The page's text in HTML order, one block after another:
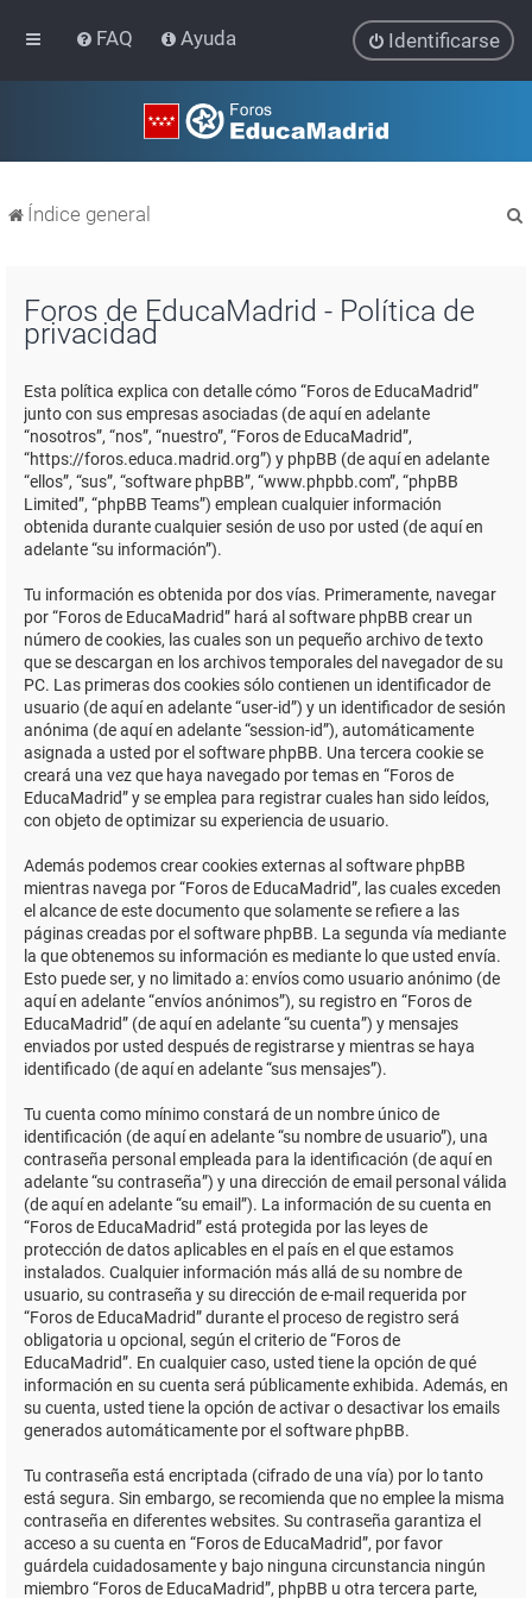
FAQ Ayuda Identificarse
Índice general
Foros de EducaMadrid - Política de
privacidad
Esta política explica con detalle cómo “Foros de EducaMadrid”
junto con sus empresas asociadas (de aquí en adelante
“nosotros”, “nos”, “nuestro”, “Foros de EducaMadrid”,
“https://foros.educa.madrid.org”) y phpBB (de aquí en adelante
“ellos”, “sus”, “software phpBB”, “www.phpbb.com”, “phpBB
Limited”, “phpBB Teams”) emplean cualquier información
obtenida durante cualquier sesión de uso por usted (de aquí en
adelante “su información”).
Tu información es obtenida por dos vías. Primeramente, navegar
por “Foros de EducaMadrid” hará al software phpBB crear un
número de cookies, las cuales son un pequeño archivo de texto
que se descargan en los archivos temporales del navegador de su
PC. Las primeras dos cookies sólo contienen un identificador de
usuario (de aquí en adelante “user-id”) y un identificador de sesión
anónima (de aquí en adelante “session-id”), automáticamente
asignada a usted por el software phpBB. Una tercera cookie se
creará una vez que haya navegado por temas en “Foros de
EducaMadrid” y se emplea para registrar cuales han sido leídos,
con objeto de optimizar su experiencia de usuario.
Además podemos crear cookies externas al software phpBB
mientras navega por “Foros de EducaMadrid”, las cuales exceden
el alcance de este documento que solamente se refiere a las
páginas creadas por el software phpBB. La segunda vía mediante
la que obtenemos su información es mediante lo que usted envía.
Esto puede ser, y no limitado a: envíos como usuario anónimo (de
aquí en adelante “envíos anónimos”), su registro en “Foros de
EducaMadrid” (de aquí en adelante “su cuenta”) y mensajes
enviados por usted después de registrarse y mientras se haya
identificado (de aquí en adelante “sus mensajes”).
Tu cuenta como mínimo constará de un nombre único de
identificación (de aquí en adelante “su nombre de usuario”), una
contraseña personal empleada para la identificación (de aquí en
adelante “su contraseña”) y una dirección de email personal válida
(de aquí en adelante “su email”). La información de su cuenta en
“Foros de EducaMadrid” está protegida por las leyes de
protección de datos aplicables en el país en el que estamos
instalados. Cualquier información más allá de su nombre de
usuario, su contraseña y su dirección de e-mail requerida por
“Foros de EducaMadrid” durante el proceso de registro será
obligatoria u opcional, según el criterio de “Foros de
EducaMadrid”. En cualquier caso, usted tiene la opción de qué
información en su cuenta será públicamente exhibida. Además, en
su cuenta, usted tiene la opción de activar o desactivar los emails
generados automáticamente por el software phpBB.
Tu contraseña está encriptada (cifrado de una vía) por lo tanto
está segura. Sin embargo, se recomienda que no emplee la misma
contraseña en diferentes websites. Su contraseña garantiza el
acceso a su cuenta en “Foros de EducaMadrid”, por favor
guárdela cuidadosamente y bajo ninguna circunstancia ningún
miembro “Foros de EducaMadrid”, phpBB u otra tercera parte,